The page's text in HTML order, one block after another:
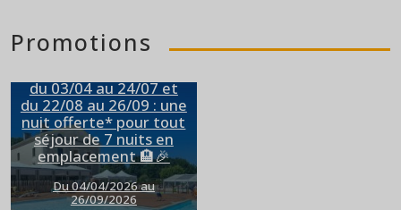
Promotions
du 03/04 au 24/07 et
du 22/08 au 26/09 : une
nuit offerte* pour tout
séjour de 7 nuits en
emplacement 🏨🎉
Du 04/04/2026 au
26/09/2026